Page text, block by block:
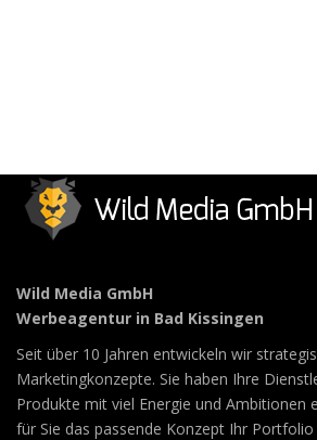
Wild Media GmbH
Werbeagentur in Bad Kissingen
Seit über 10 Jahren entwickeln wir
Marketingkonzepte. Sie haben Ihre
Produkte mit viel Energie und Ambitionen
für Sie das passende Konzept Ihr